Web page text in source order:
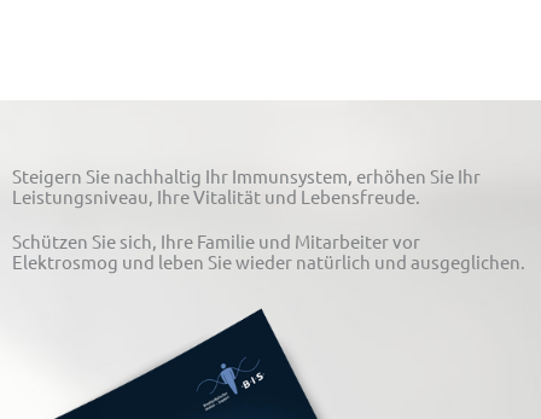
Steigern Sie nachhaltig Ihr Immunsystem, erhöhen Sie Ihr
Leistungsniveau, Ihre Vitalität und Lebensfreude.
Schützen Sie sich, Ihre Familie und Mitarbeiter vor
Elektrosmog und leben Sie wieder natürlich und ausgeglichen.